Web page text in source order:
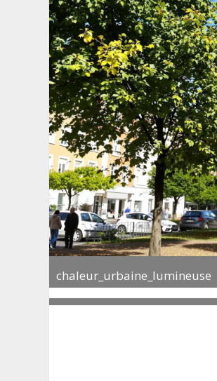
chaleur_urbaine_lumineuse